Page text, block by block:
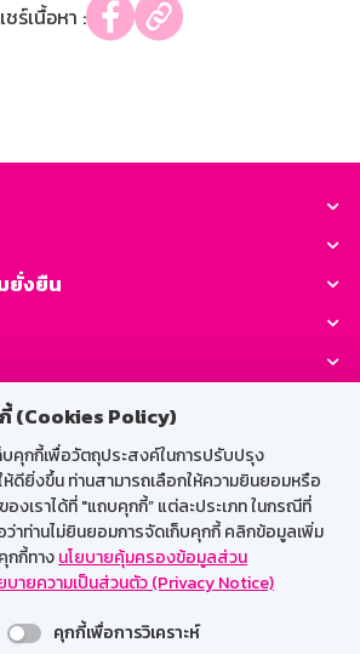
(Cookies Policy)
บคุกกี้เพื่อวัตถุประสงค์ในการปรับปรุง
ดียิ่งขึ้น ท่านสามารถเลือกให้ความยินยอมหรือ
งเราได้ที่ "แถบคุกกี้” แต่ละประเภท ในกรณีที่
ว่าท่านไม่ยินยอมการจัดเก็บคุกกี้ คลิกข้อมูลเพิ่ม
กกี้ทางนโยบายคุ้มครองข้อมูลส่วน
บายความเป็นส่วนตัว (Privacy Notice)
คุกกี้เพื่อการวิเคราะห์
ชร์เนื้อหา :
ยั่งยืน
GSB Society:
สำหรับพนักงาน
GSB Wisdom
M-Search
เข้าสู่ระบบเน็ตเมล